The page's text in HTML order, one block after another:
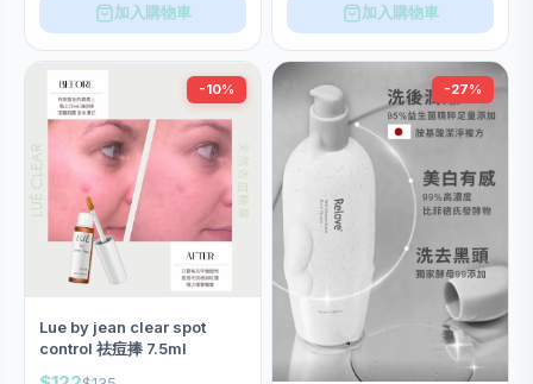
加入購物車 加入購物車
-10%
Lue by jean clear spot
control 祛痘捧 7.5ml
-27%